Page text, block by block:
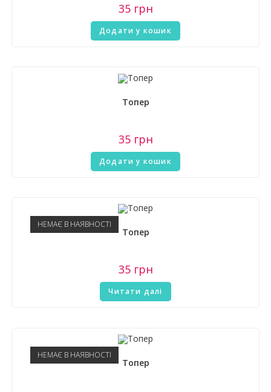
35 грн
Додати у кошик
Топер
35 грн
Додати у кошик
НЕМАЄ В НАЯВНОСТІ
Топер
35 грн
Читати далі
НЕМАЄ В НАЯВНОСТІ
Топер